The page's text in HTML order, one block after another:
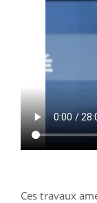
Ces travaux